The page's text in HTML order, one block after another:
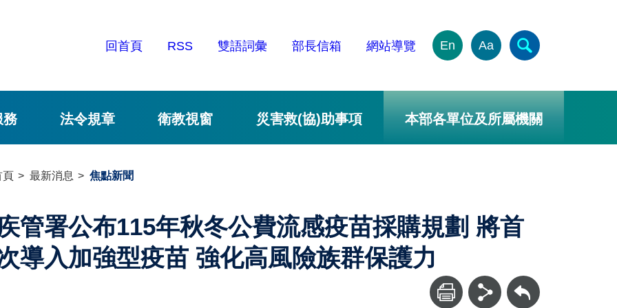
回首頁 RSS 雙語詞彙 部長信箱 網站導覽 En Aa
務 法令規章 衛教視窗 災害救(協)助事項 本部各單位及所屬機關
頁 最新消息 焦點新聞
管署公布115年秋冬公費流感疫苗採購規劃 將首
導入加強型疫苗 強化高風險族群保護力
回上一頁